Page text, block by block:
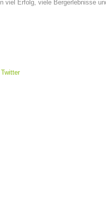
viel Erfolg, viele Bergerlebnisse